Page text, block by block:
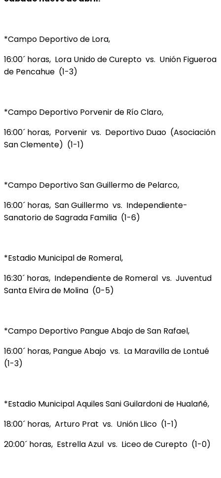
*Campo Deportivo de Lora,
16:00´ horas, Lora Unido de Curepto vs. Unión Figueroa
de Pencahue (1-3)
*Campo Deportivo Porvenir de Río Claro,
16:00´ horas, Porvenir vs. Deportivo Duao (Asociación
San Clemente) (1-1)
*Campo Deportivo San Guillermo de Pelarco,
16:00´ horas, San Guillermo vs. Independiente-
Sanatorio de Sagrada Familia (1-6)
*Estadio Municipal de Romeral,
16:30´ horas, Independiente de Romeral vs. Juventud
Santa Elvira de Molina (0-5)
*Campo Deportivo Pangue Abajo de San Rafael,
16:00´ horas, Pangue Abajo vs. La Maravilla de Lontué
(1-3)
*Estadio Municipal Aquiles Sani Guilardoni de Hualañé,
18:00´ horas, Arturo Prat vs. Unión Llico (1-1)
20:00´ horas, Estrella Azul vs. Liceo de Curepto (1-0)